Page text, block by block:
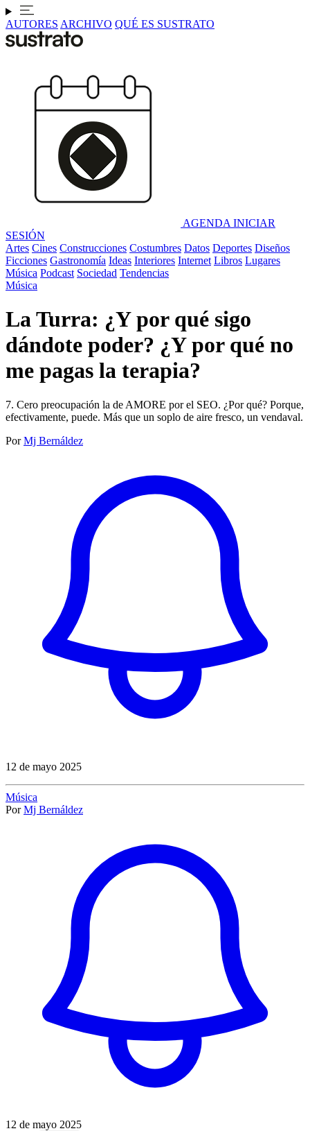
AUTORES ARCHIVO QUÉ ES SUSTRATO
AGENDA INICIAR
SESIÓN
Artes Cines Construcciones Costumbres Datos Deportes Diseños
Ficciones Gastronomía Ideas Interiores Internet Libros Lugares
Música Podcast Sociedad Tendencias
Música
La Turra: ¿Y por qué sigo
dándote poder? ¿Y por qué no
me pagas la terapia?
7. Cero preocupación la de AMORE por el SEO. ¿Por qué? Porque,
efectivamente, puede. Más que un soplo de aire fresco, un vendaval.
Por Mj Bernáldez
12 de mayo 2025
Música
Por Mj Bernáldez
12 de mayo 2025